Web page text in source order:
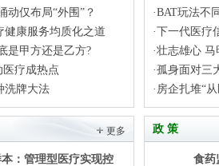
动仅布局“外围”？
健康服务均质化之道
是甲方还是乙方?
医疗成热点
洗牌大法
更多
：管理型医疗实现控
·BAT玩法不
·下一代医疗
·壮志雄心
·孤身面对三
·房企扎堆“
政 策
食药